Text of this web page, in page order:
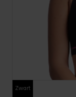
Zwart